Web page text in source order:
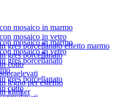
mosaico in marmo
mosaico in vetro
gres porcellanato
gres porcellanato
cotto
mosaico in marmo
mosaico in vetro
gres porcellanato effetto marmo
gres porcellanato
cotto
legno per esterno
klinker